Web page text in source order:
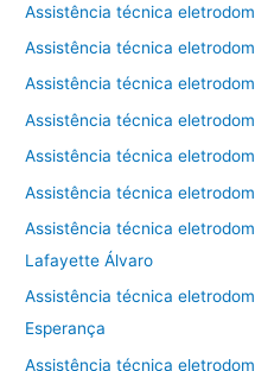
Assistência técnica
Assistência técnica
Assistência técnica
Assistência técnica
Assistência técnica
Assistência técnica
Assistência técnica
Lafayette Álvaro
Assistência técnica
Esperança
Assistência técnica